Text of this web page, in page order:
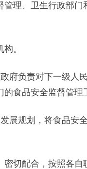
、卫生行政部门
。
负责对下一级人
食品安全监督管理
规划，将食品安
配合，按照各自